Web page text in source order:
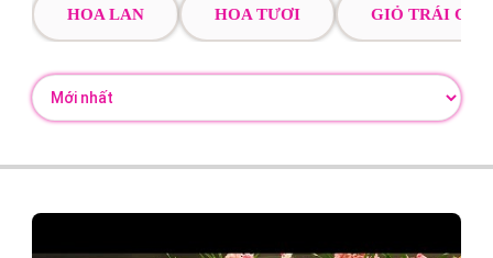
HOA LAN HOA TƯƠI GIỎ TRÁI CÂY